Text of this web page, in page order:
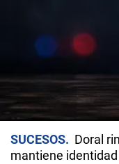
SUCESOS
Doral
mantiene